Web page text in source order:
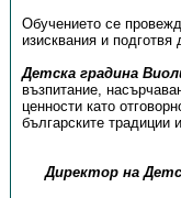
Обучението се
изисквания и
Детска градина
възпитание,
ценности като
българските традиции
Директор на